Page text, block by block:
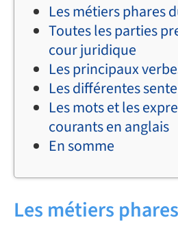
Les métiers phares
Toutes les parties
cour juridique
Les principaux
Les différentes
Les mots et les
courants en anglais
En somme
Les métiers